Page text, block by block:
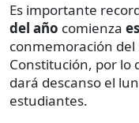
Es importante
del año comienza
conmemoración del
Constitución, por lo
dará descanso el
estudiantes.